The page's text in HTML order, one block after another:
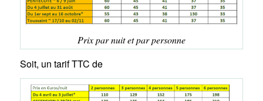
Prix par nuit et par personne
Soit, un tarif TTC de